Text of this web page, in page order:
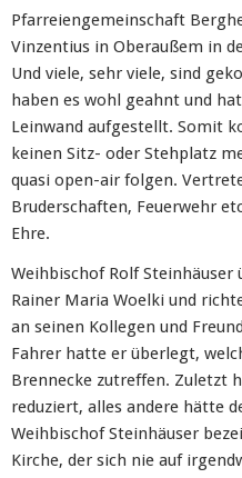
Pfarreiengemeinschaft
Vinzentius in Oberaußem in
Und viele, sehr viele, sind
haben es wohl geahnt und
Leinwand aufgestellt. Somit
keinen Sitz- oder Stehplatz
quasi open-air folgen.
Bruderschaften, Feuerwehr
Ehre.
Weihbischof Rolf Steinhäuser
Rainer Maria Woelki und
an seinen Kollegen und
Fahrer hatte er überlegt,
Brennecke zutreffen. Zuletzt
reduziert, alles andere hätte
Weihbischof Steinhäuser
Kirche, der sich nie auf